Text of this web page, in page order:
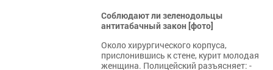
Соблюдают ли зеленодольцы
антитабачный закон [фото]
Около хирургического корпуса,
прислонившись к стене, курит молодая
женщина. Полицейский разъясняет: -